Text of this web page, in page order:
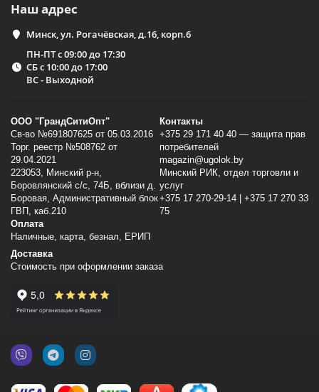
Наш адрес
Минск, ул. Рогачёвская, д.16, корп.6
ПН-ПТ с 09:00 до 17:30
СБ с 10:00 до 17:00
ВС - Выходной
ООО "ГрандСитиОпт"
Св-во №691807625 от 05.03.2016
Торг. реестр №508762 от
29.04.2021
223053, Минский p-н,
Боровлянский с/с, 74Б, вблизи д.
Боровая, Административный блок
ГВП, каб.210
Контакты
+375 29 171 40 40 — защита прав
потребителей
magazin@ugolok.by
Минский РИК, отдел торговли и
услуг
+375 17 270-29-14 | +375 17 270 33
75
Оплата
Наличные, карта, безнал, ЕРИП
Доставка
Стоимость при оформлении заказа